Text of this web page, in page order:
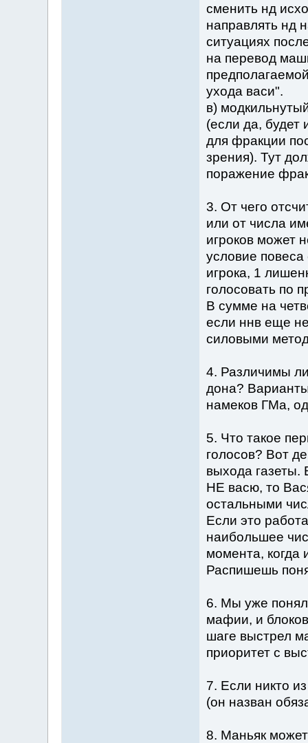
сменить нд
направлять нд
ситуациях
на перевод
ухода васи".
в)
(если да, будет
для фракции
зрения). Тут
поражение
3. От чего
или от числа
игроков может
условие
игрока, 1
голосовать по
В сумме на
если ннв еще
силовыми
4. Различимы
дона?
намеков ГМа,
5. Что такое
голосов? Вот
выхода газеты.
НЕ васю, то
остальными
Если это
наибольшее
момента, когда
Распишешь
6. Мы уже
мафии, и
шаге выстрел
приоритет с
7. Если никто
(он назван
8. Маньяк